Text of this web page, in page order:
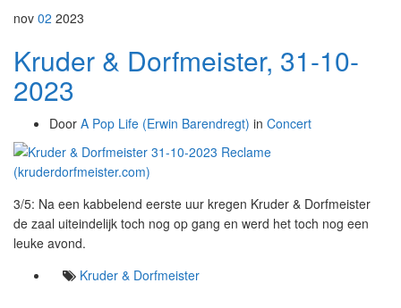
nov 02 2023
Kruder & Dorfmeister, 31-10-
2023
Door A Pop Life (Erwin Barendregt) in Concert
3/5: Na een kabbelend eerste uur kregen Kruder & Dorfmeister
de zaal uiteindelijk toch nog op gang en werd het toch nog een
leuke avond.
Kruder & Dorfmeister